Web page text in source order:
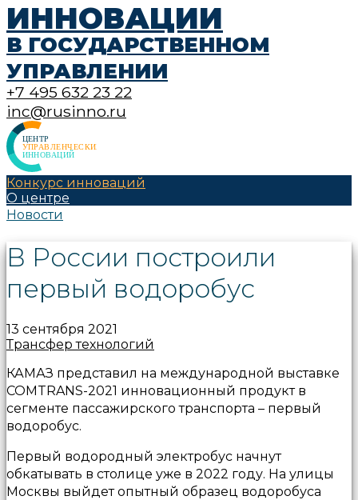
ИННОВАЦИИ
В ГОСУДАРСТВЕННОМ
УПРАВЛЕНИИ
+7 495 632 23 22
inc@rusinno.ru
Конкурс инноваций
О центре
Новости
В России построили
первый водоробус
13 сентября 2021
Трансфер технологий
КАМАЗ представил на международной выставке
COMTRANS-2021 инновационный продукт в
сегменте пассажирского транспорта – первый
водоробус.
Первый водородный электробус начнут
обкатывать в столице уже в 2022 году. На улицы
Москвы выйдет опытный образец водоробуса